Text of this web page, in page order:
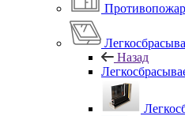
Назад